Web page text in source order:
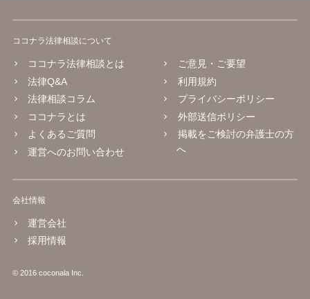
ココナラ法律相談について
ココナラ法律相談とは
法律Q&A
法律相談コラム
ココナラとは
よくあるご質問
運営へのお問い合わせ
ご意見・ご要望
利用規約
プライバシーポリシー
外部送信ポリシー
掲載をご検討の弁護士の方
へ
会社情報
運営会社
採用情報
© 2016 coconala Inc.